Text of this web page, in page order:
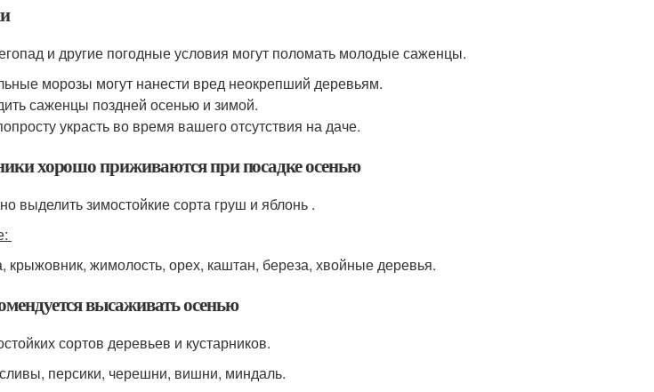
и другие погодные условия могут поломать молодые саженцы.
морозы могут нанести вред неокрепший деревьям.
саженцы поздней осенью и зимой.
украсть во время вашего отсутствия на даче.
хорошо приживаются при посадке осенью
выделить зимостойкие сорта груш и яблонь .
жимолость, орех, каштан, береза, хвойные деревья.
высаживать осенью
сортов деревьев и кустарников.
персики, черешни, вишни, миндаль.